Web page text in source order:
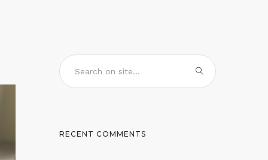
RECENT COMMENTS